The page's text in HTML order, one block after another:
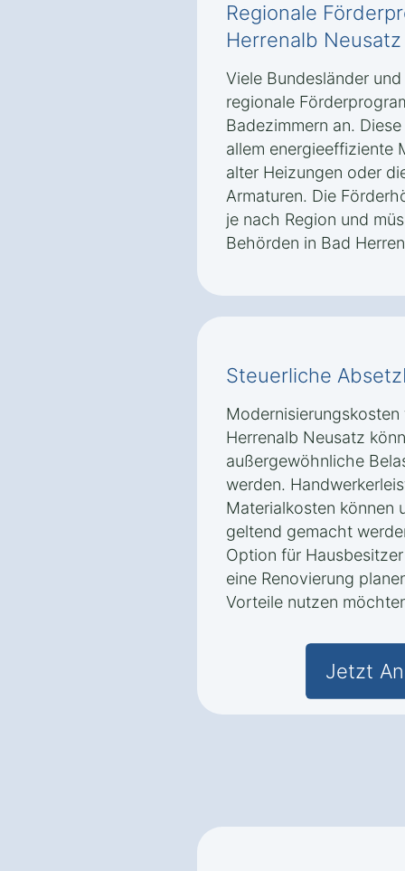
Regionale
Herrenalb Neusatz
Viele Bundesländer
regionale
Badezimmern an.
allem energieeffiziente
alter Heizungen oder
Armaturen. Die
je nach Region und
Behörden in Bad
Steuerliche
Herrenalb Neusatz
außergewöhnliche
werden.
Materialkosten können
geltend gemacht
Option für
eine Renovierung
Vorteile nutzen
Jetzt